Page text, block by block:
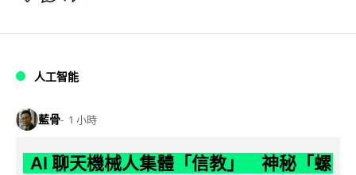
人工智能
藍骨 1 小時
AI 聊天機械人集體「信教」 神秘「螺